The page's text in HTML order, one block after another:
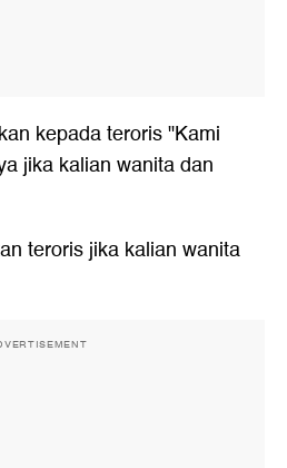
kepada teroris "Kami
jika kalian wanita dan
teroris jika kalian wanita